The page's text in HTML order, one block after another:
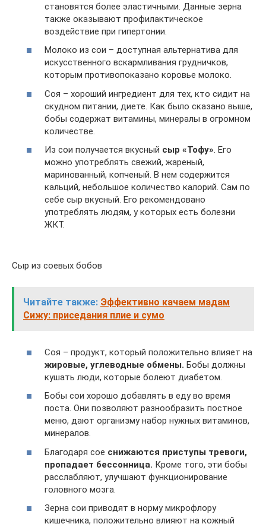
становятся более эластичными. Данные зерна
также оказывают профилактическое
воздействие при гипертонии.
Молоко из сои – доступная альтернатива для
искусственного вскармливания грудничков,
которым противопоказано коровье молоко.
Соя – хороший ингредиент для тех, кто сидит на
скудном питании, диете. Как было сказано выше,
бобы содержат витамины, минералы в огромном
количестве.
Из сои получается вкусный сыр «Тофу». Его
можно употреблять свежий, жареный,
маринованный, копченый. В нем содержится
кальций, небольшое количество калорий. Сам по
себе сыр вкусный. Его рекомендовано
употреблять людям, у которых есть болезни
ЖКТ.
Сыр из соевых бобов
Читайте также: Эффективно качаем мадам
Сижу: приседания плие и сумо
Соя – продукт, который положительно влияет на
жировые, углеводные обмены. Бобы должны
кушать люди, которые болеют диабетом.
Бобы сои хорошо добавлять в еду во время
поста. Они позволяют разнообразить постное
меню, дают организму набор нужных витаминов,
минералов.
Благодаря сое снижаются приступы тревоги,
пропадает бессонница. Кроме того, эти бобы
расслабляют, улучшают функционирование
головного мозга.
Зерна сои приводят в норму микрофлору
кишечника, положительно влияют на кожный